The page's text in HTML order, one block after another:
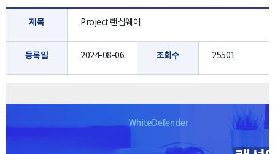
제목 Project 랜섬웨어
등록일 2024-08-06 조회수 25501